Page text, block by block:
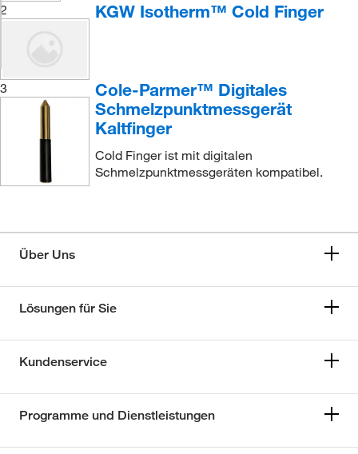
2 KGW Isotherm™ Cold Finger
3
Cole-Parmer™ Digitales
Schmelzpunktmessgerät
Kaltfinger
Cold Finger ist mit digitalen
Schmelzpunktmessgeräten kompatibel.
Über Uns
Lösungen für Sie
Kundenservice
Programme und Dienstleistungen